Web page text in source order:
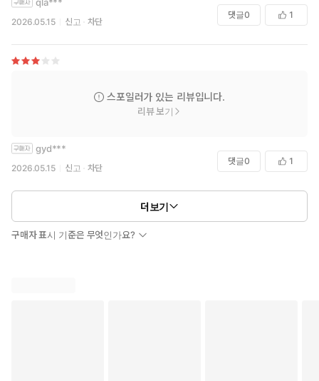
qla***
2026.05.15 신고 차단
댓글0 1
스포일러가 있는 리뷰입니다.
리뷰 보기
gyd***
2026.05.15 신고 차단
댓글0 1
더보기
구매자 표시 기준은 무엇인가요?